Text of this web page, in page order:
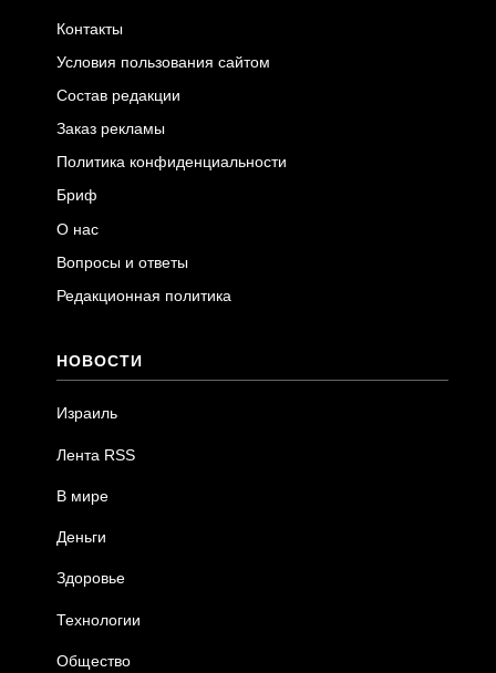
Контакты
Условия пользования сайтом
Состав редакции
Заказ рекламы
Политика конфиденциальности
Бриф
О нас
Вопросы и ответы
Редакционная политика
НОВОСТИ
Израиль
Лента RSS
В мире
Деньги
Здоровье
Технологии
Общество